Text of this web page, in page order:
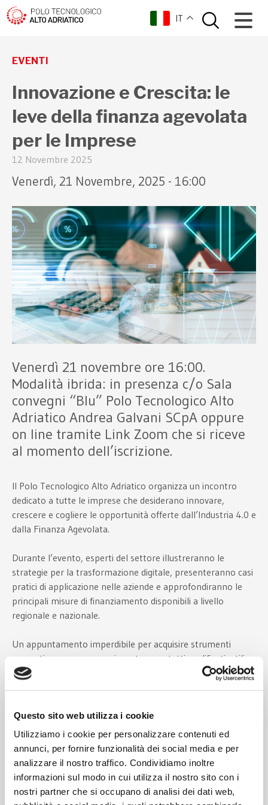
Questo sito web utilizza i cookie
Utilizziamo i cookie per personalizzare contenuti ed
annunci, per fornire funzionalità dei social media e per
analizzare il nostro traffico. Condividiamo inoltre
informazioni sul modo in cui utilizza il nostro sito con i
nostri partner che si occupano di analisi dei dati web,
IT
torna indietro
EVENTI
Innovazione e Crescita: le
leve della finanza agevolata
per le Imprese
12 Novembre 2025
Venerdì, 21 Novembre, 2025 - 16:00
Venerdì 21 novembre ore 16:00.
Modalità ibrida: in presenza c/o Sala
convegni “Blu” Polo Tecnologico Alto
Adriatico Andrea Galvani SCpA oppure
on line tramite Link Zoom che si riceve
al momento dell’iscrizione.
Il Polo Tecnologico Alto Adriatico organizza un incontro
dedicato a tutte le imprese che desiderano innovare,
crescere e cogliere le opportunità offerte dall’Industria 4.0 e
dalla Finanza Agevolata.
Durante l’evento, esperti del settore illustreranno le
strategie per la trasformazione digitale, presenteranno casi
pratici di applicazione nelle aziende e approfondiranno le
principali misure di finanziamento disponibili a livello
regionale e nazionale.
Un appuntamento imperdibile per acquisire strumenti
concreti, conoscenze aggiornate e contatti qualificati, utili a
sostenere lo sviluppo e la competitività della propria
PROGRAMMA
16:00 – 16:15 – Registrazione Partecipanti